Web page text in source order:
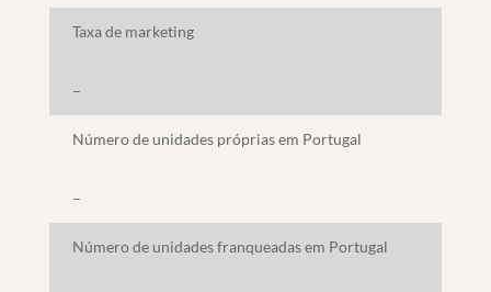
Taxa de marketing
–
Número de unidades próprias em Portugal
–
Número de unidades franqueadas em Portugal